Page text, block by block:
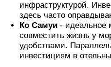
инфраструктурой.
здесь часто
Ко Самуи - идеальное
совместить жизнь у
удобствами.
инвестициям в